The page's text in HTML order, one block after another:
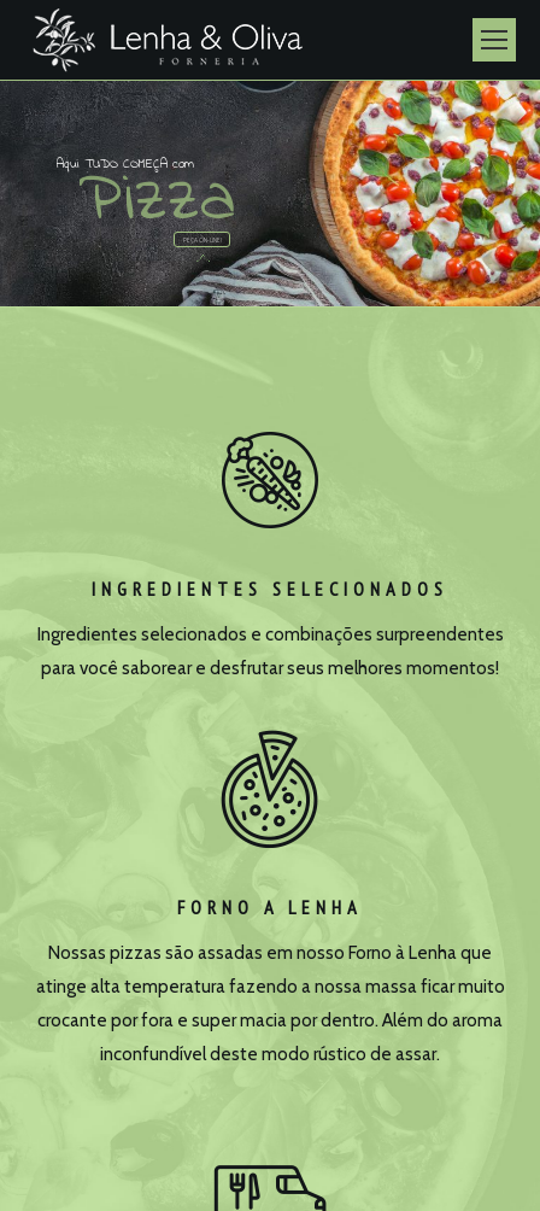
Pizza
Aqui TUDO COMEÇA com
PEÇA ON-LINE!
INGREDIENTES SELECIONADOS
Ingredientes selecionados e combinações surpreendentes
para você saborear e desfrutar seus melhores momentos!
FORNO A LENHA
Nossas pizzas são assadas em nosso Forno à Lenha que
atinge alta temperatura fazendo a nossa massa ficar muito
crocante por fora e super macia por dentro. Além do aroma
inconfundível deste modo rústico de assar.